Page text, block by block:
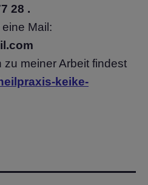
28 .
Mail:
meiner Arbeit findest
keike-